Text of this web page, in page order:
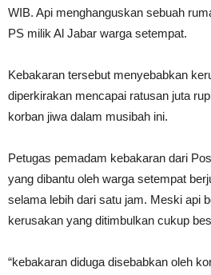
WIB. Api menghanguskan sebuah
PS milik Al Jabar warga setempat.
Kebakaran tersebut menyebabkan
diperkirakan mencapai ratusan juta
korban jiwa dalam musibah ini.
Petugas pemadam kebakaran dari
yang dibantu oleh warga setempat
selama lebih dari satu jam. Meski api
kerusakan yang ditimbulkan cukup
“kebakaran diduga disebabkan oleh